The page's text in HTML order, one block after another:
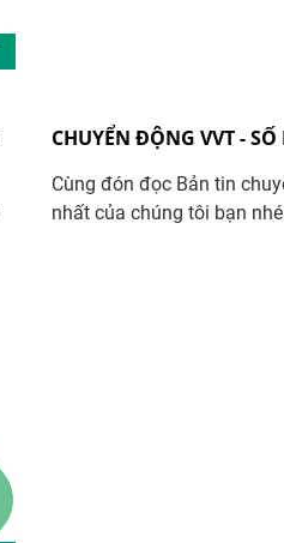
CHUYỂN ĐỘNG VVT -
Cùng đón đọc Bản tin
nhất của chúng tôi bạn